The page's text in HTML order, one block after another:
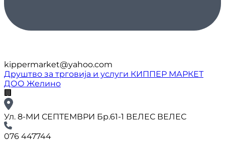
kippermarket@yahoo.com
Друштво за трговија и услуги КИППЕР МАРКЕТ
ДОО Желино
🏢
Ул. 8-МИ СЕПТЕМВРИ Бр.61-1 ВЕЛЕС ВЕЛЕС
076 447744